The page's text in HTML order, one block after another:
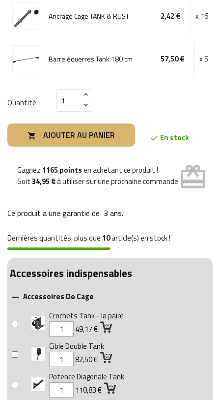
Ancrage Cage TANK & RUST 2,42 € x 16
Barre équerres Tank 180 cm 57,50 € x 5
Quantité
 AJOUTER AU PANIER  En stock
Gagnez 1165 pointsen achetant ce produit !
Soit34,95 €à utiliser sur une prochaine commande card_giftcard
Ce produit a une garantie de 3 ans.
Dernières quantités, plus que 10article(s) en stock !
Accessoires indispensables
 Accessoires De Cage
Crochets Tank - la paire
49,17 €
Cible Double Tank
82,50 €
Potence Diagonale Tank
110,83 €